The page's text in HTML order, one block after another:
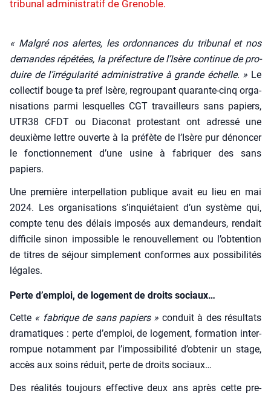
tribunal administratif de Grenoble.
« Mal­gré nos alertes, les ordon­nances du tri­bu­nal et nos
demandes répé­tées, la pré­fec­ture de l’Isère conti­nue de pro­
duire de l’irrégularité admi­nis­tra­tive à grande échelle. » Le
col­lec­tif bouge ta pref Isère, regrou­pant qua­rante-cinq orga­
ni­sa­tions par­mi les­quelles CGT tra­vailleurs sans papiers,
UTR38 CFDT ou Dia­co­nat pro­tes­tant ont adres­sé une
deuxième lettre ouverte à la pré­fète de l’Isère pur dénon­cer
le fonc­tion­ne­ment d’une usine à fabri­quer des sans
papiers.
Une pre­mière inter­pel­la­tion publique avait eu lieu en mai
2024. Les orga­ni­sa­tions s’inquiétaient d’un sys­tème qui,
compte tenu des délais impo­sés aux deman­deurs, ren­dait
dif­fi­cile sinon impos­sible le renou­vel­le­ment ou l’obtention
de titres de séjour sim­ple­ment conformes aux pos­si­bi­li­tés
légales.
Perte d’emploi, de logement de droits sociaux…
Cette « fabrique de sans papiers » conduit à des résul­tats
dra­ma­tiques : perte d’emploi, de loge­ment, for­ma­tion inter­
rom­pue notam­ment par l’impossibilité d’obtenir un stage,
accès aux soins réduit, perte de droits sociaux…
Des réa­li­tés tou­jours effec­tive deux ans après cette pre­